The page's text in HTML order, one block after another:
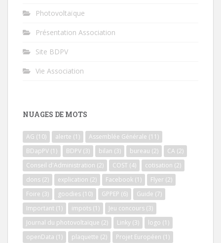
Photovoltaïque
Présentation Association
Site BDPV
Vie Association
NUAGES DE MOTS
AG (10) alerte (1) Assemblée Générale (11)
BDapPV (1) BDPV (3) bilan (3) bureau (2) CA (2)
Conseil d'Administration (2) COST (4) cotisation (2)
dons (2) explication (2) Facebook (1) Flyer (2)
Foire (3) goodies (10) GPPEP (6) Guide (7)
Important (1) impots (1) Jeu concours (3)
Journal du photovoltaïque (2) Linky (3) logo (1)
openData (1) plaquette (2) Projet Européen (1)